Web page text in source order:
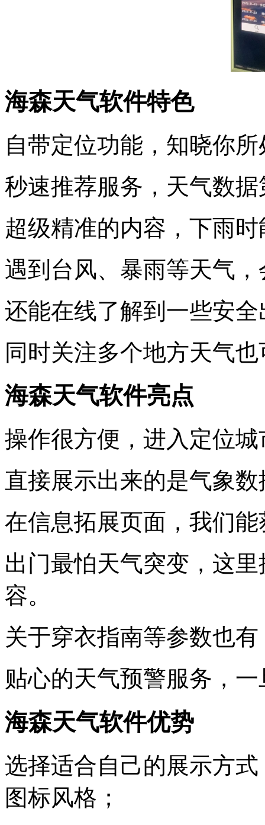
海森天气软件特色
自带定位功能，知晓你
秒速推荐服务，天气数
超级精准的内容，下雨
遇到台风、暴雨等天气
还能在线了解到一些安
同时关注多个地方天气
海森天气软件亮点
操作很方便，进入定位
直接展示出来的是气象
在信息拓展页面，我们
出门最怕天气突变，这
容。
关于穿衣指南等参数也
贴心的天气预警服务，
海森天气软件优势
选择适合自己的展示方
图标风格；